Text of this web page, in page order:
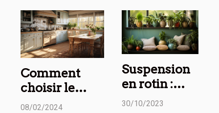
Comment
choisir le
tapis de
08/02/2024
Suspension
en rotin :
comment
30/10/2023